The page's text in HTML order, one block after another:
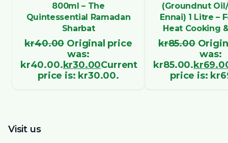
800ml – The
Quintessential Ramadan
Sharbat
kr40.00 Original price
was:
kr40.00.kr30.00Current
price is: kr30.00.
(Groundnut
Ennai) 1 Litre –
Heat Cooking
kr85.00
was:
kr85.00.kr
price is:
Visit us